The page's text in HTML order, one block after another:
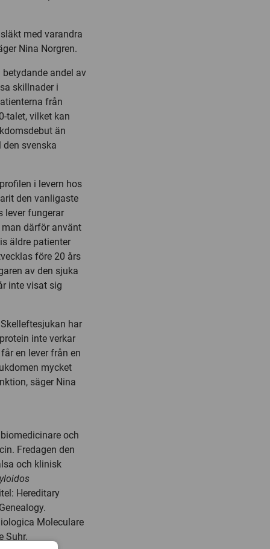
med varandra
Nina Norgren.
andel av
skillnader i
från
talet, vilket kan
än
svenska
i levern hos
den vanligaste
lever fungerar
därför använt
äldre patienter
före 20 års
av den sjuka
inte visat sig
har
inte verkar
en lever från en
mycket
säger Nina
och
Fredagen den
och klinisk
Hereditary
Moleculare
Suhr.